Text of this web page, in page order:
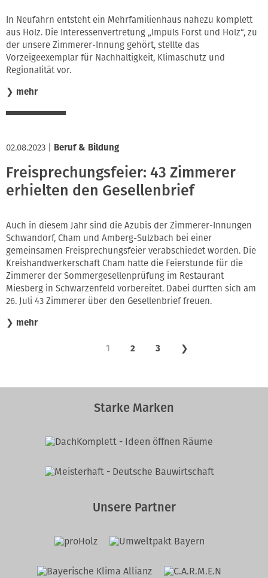
In Neufahrn entsteht ein Mehrfamilienhaus nahezu komplett
aus Holz. Die Interessenvertretung „Impuls Forst und Holz“, zu
der unsere Zimmerer-Innung gehört, stellte das
Vorzeigeexemplar für Nachhaltigkeit, Klimaschutz und
Regionalität vor.
❯ mehr
02.08.2023 Beruf & Bildung
Freisprechungsfeier: 43 Zimmerer
erhielten den Gesellenbrief
Auch in diesem Jahr sind die Azubis der Zimmerer-Innungen
Schwandorf, Cham und Amberg-Sulzbach bei einer
gemeinsamen Freisprechungsfeier verabschiedet worden. Die
Kreishandwerkerschaft Cham hatte die Feierstunde für die
Zimmerer der Sommergesellenprüfung im Restaurant
Miesberg in Schwarzenfeld vorbereitet. Dabei durften sich am
26. Juli 43 Zimmerer über den Gesellenbrief freuen.
❯ mehr
1 2 3 ❯
Starke Marken
Unsere Partner